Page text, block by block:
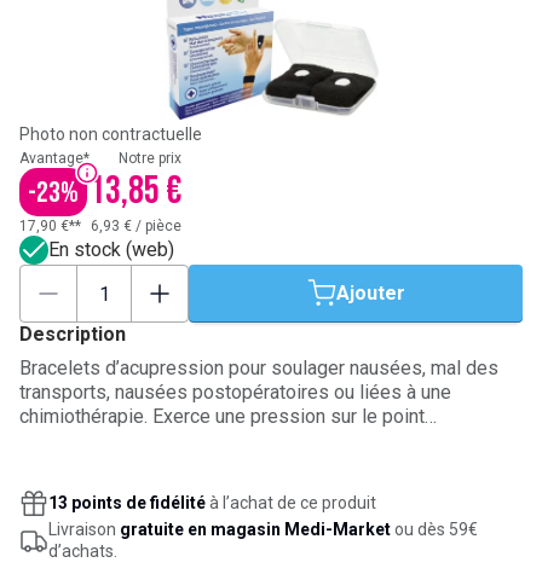
Photo non contractuelle
Avantage*
-23%
Notre prix
13,85 €
17,90 €** 6,93 € / pièce
En stock (web)
Ajouter
Description
Bracelets d’acupression pour soulager nausées, mal des
transports, nausées postopératoires ou liées à une
chimiothérapie. Exerce une pression sur le point
dans le corps. Méthode rapide et simple. Peut être répétée
aussi souvent que nécessaire. Traitement non-
médicamenteux et non-invasif. Sans effets secondaires.
Etui en plastique offert. Egalement disponible pour adultes
13 points de fidélitéà l’achat de ce produit
Livraison gratuite en magasin Medi-Marketou dès 59€
d’achats.